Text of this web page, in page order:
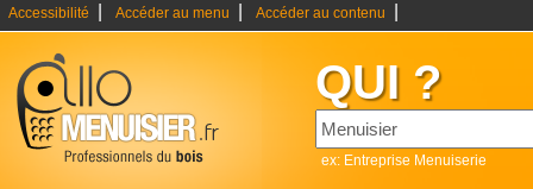
Accessibilité Accéder au menu Accéder au contenu
QUI ?
ex: Entreprise Menuiserie